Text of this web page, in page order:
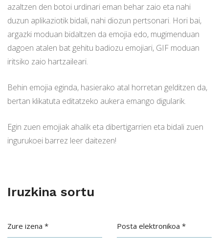
azaltzen den botoi urdinari eman behar zaio eta nahi
duzun aplikaziotik bidali, nahi diozun pertsonari. Hori bai,
argazki moduan bidaltzen da emojia edo, mugimenduan
dagoen atalen bat gehitu badiozu emojiari, GIF moduan
iritsiko zaio hartzaileari.
Behin emojia eginda, hasierako atal horretan gelditzen da,
bertan klikatuta editatzeko aukera emango digularik.
Egin zuen emojiak ahalik eta dibertigarrien eta bidali zuen
ingurukoei barrez leer daitezen!
Iruzkina sortu